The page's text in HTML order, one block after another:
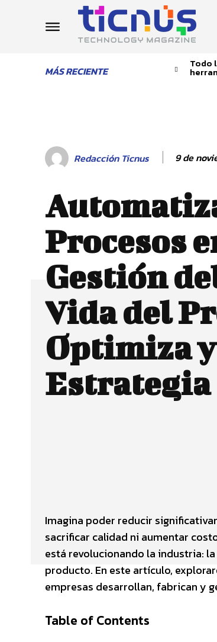
MÁS RECIENTE
Todo
Redacción Ticnus 9 de
Procesos
Gestión
Vida del
Optimiza
Estrategia
Imagina poder reducir
sacrificar calidad ni aumentar
está revolucionando la industria:
producto. En este artículo,
empresas desarrollan, fabrican y
Table of Contents